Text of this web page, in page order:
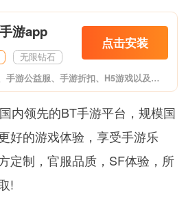
游app
无限钻石
点击安装
bt游戏、手游公益服、手游折扣、H5游戏以及单机破解游戏免费下载、更有海量游戏礼包领不停。
内领先的BT手游平台，规模国
好的游戏体验，享受手游乐
定制，官服品质，SF体验，所
!